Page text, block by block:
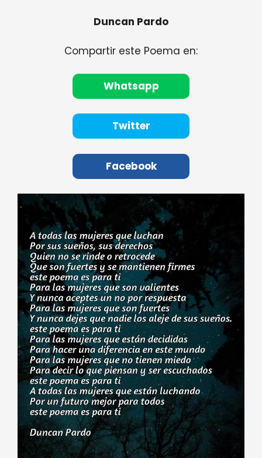
Duncan Pardo
Compartir este Poema en:
Whatsapp
Twitter
Facebook